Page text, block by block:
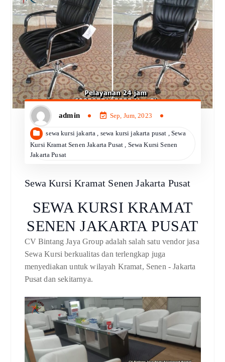
admin Sep, Jum, 2023
sewa kursi jakarta sewa kursi jakarta pusat ,Sewa
Kursi Kramat Senen Jakarta Pusat
Sewa Kursi Senen
Jakarta Pusat
Sewa Kursi Kramat Senen Jakarta Pusat
SEWA KURSI KRAMAT
SENEN JAKARTA PUSAT
CV Bintang Jaya Group adalah salah satu vendor jasa
Sewa Kursi berkualitas dan terlengkap juga
menyediakan untuk wilayah Kramat, Senen - Jakarta
Pusat dan sekitarnya.